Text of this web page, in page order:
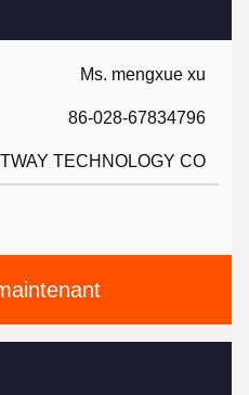
Ms. mengxue xu
86-028-67834796
TECHNOLOGY CO